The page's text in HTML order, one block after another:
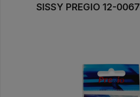
SISSY PREGIO 12-0067